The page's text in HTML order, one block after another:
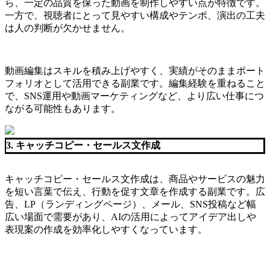
ら、一定の品質を保った動画を制作しやすい点が特徴です。
一方で、視聴者にとって見やすい構成やテンポ、演出の工夫
は人の判断が欠かせません。
動画編集はスキルを積み上げやすく、実績がそのままポート
フォリオとして活用できる副業です。編集経験を重ねること
で、SNS運用や動画マーケティングなど、より広い仕事につ
ながる可能性もあります。
3. キャッチコピー・セールス文作成
キャッチコピー・セールス文作成は、商品やサービスの魅力
を短い言葉で伝え、行動を促す文章を作成する副業です。広
告、LP（ランディングページ）、メール、SNS投稿など幅
広い場面で需要があり、AIの活用によってアイデア出しや
表現案の作成を効率化しやすくなっています。